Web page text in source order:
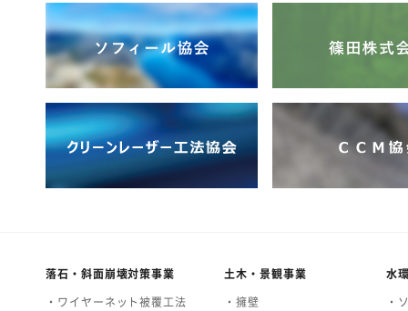
落石・斜面崩壊対策事業
・ワイヤーネット被覆工法
土木・景観事業
・擁壁
水
・